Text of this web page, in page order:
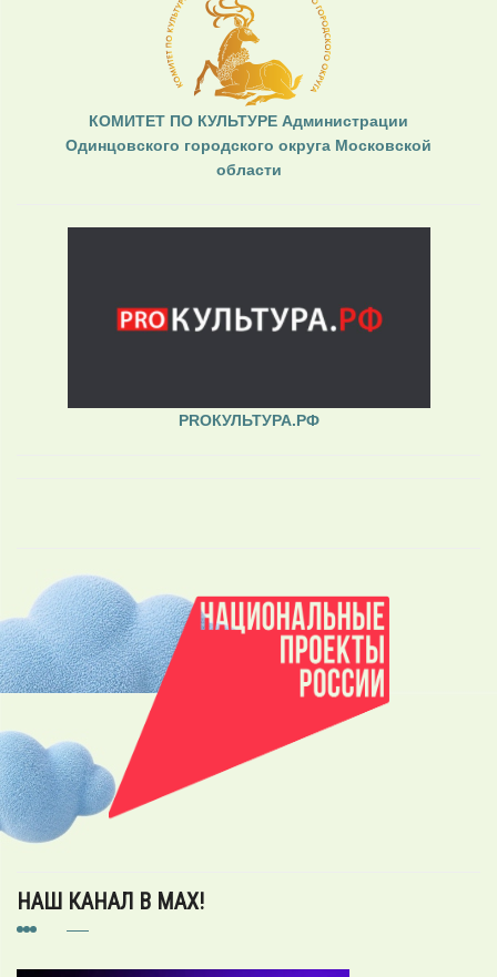
КОМИТЕТ ПО КУЛЬТУРЕ Администрации
Одинцовского городского округа Московской
области
PROКУЛЬТУРА.РФ
НАШ КАНАЛ В MAX!